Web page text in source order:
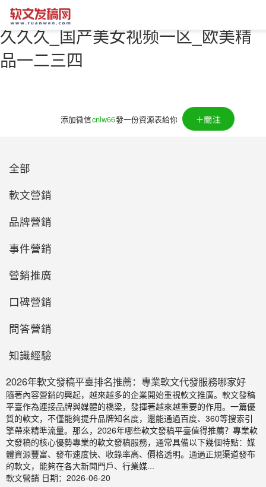
亚洲va中文字幕_伊人久久久久久久
久久久_国产美女视频一区_欧美精
品一二三四
添加微信cnlw66發一份資源表給你 ＋關注
全部
軟文營銷
品牌營銷
事件營銷
營銷推廣
口碑營銷
問答營銷
知識經驗
2026年軟文發稿平臺排名推薦：專業軟文代發服務哪家好
隨著內容營銷的興起，越來越多的企業開始重視軟文推廣。軟文發稿
平臺作為連接品牌與媒體的橋梁，發揮著越來越重要的作用。一篇優
質的軟文，不僅能夠提升品牌知名度，還能通過百度、360等搜索引
擎帶來精準流量。那么，2026年哪些軟文發稿平臺值得推薦？專業軟
文發稿的核心優勢專業的軟文發稿服務，通常具備以下幾個特點：媒
體資源豐富、發布速度快、收錄率高、價格透明。通過正規渠道發布
的軟文，能夠在各大新聞門戶、行業媒...
軟文營銷 日期：2026-06-20